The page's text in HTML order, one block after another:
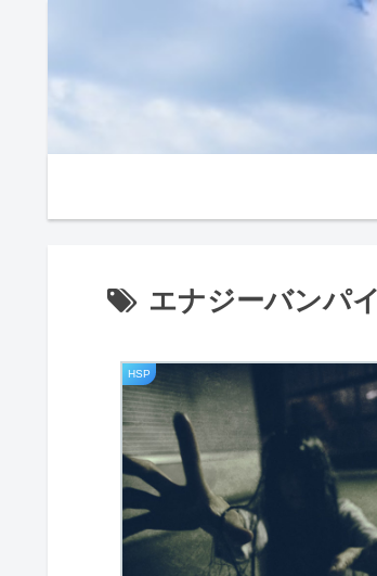
エナジーバンパ
HSP